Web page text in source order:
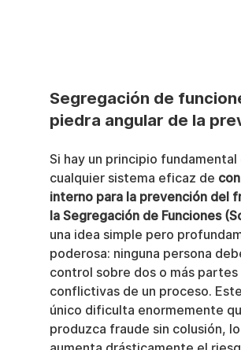
Segregación de
piedra angular de la
Si hay un principio fundamental
cualquier sistema eficaz de
interno para la prevención del
la Segregación de Funciones
una idea simple pero
poderosa: ninguna persona
control sobre dos o más partes
conflictivas de un proceso.
único dificulta enormemente
produzca fraude sin colusión,